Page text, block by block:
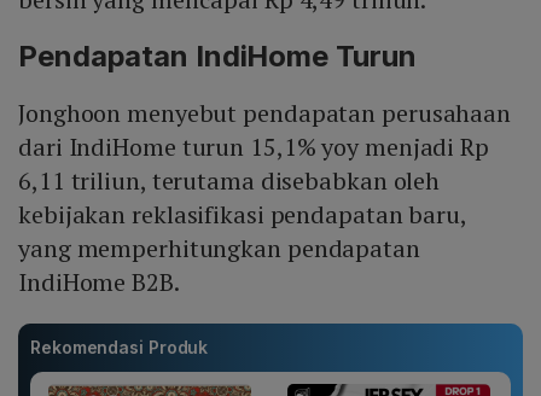
Pendapatan IndiHome Turun
Jonghoon menyebut pendapatan perusahaan
dari IndiHome turun 15,1% yoy menjadi Rp
6,11 triliun, terutama disebabkan oleh
kebijakan reklasifikasi pendapatan baru,
yang memperhitungkan pendapatan
IndiHome B2B.
Rekomendasi Produk